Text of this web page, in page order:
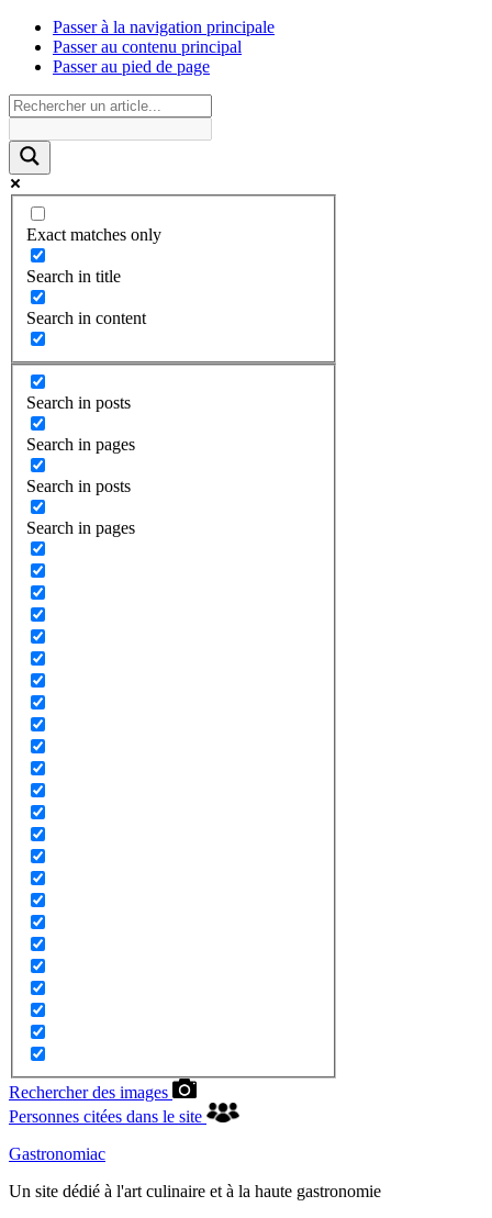
Passer à la navigation principale
Passer au contenu principal
Passer au pied de page
Exact matches only
Search in title
Search in content
Search in posts
Search in pages
Search in posts
Search in pages
Rechercher des images
Personnes citées dans le site
Gastronomiac
Un site dédié à l'art culinaire et à la haute gastronomie